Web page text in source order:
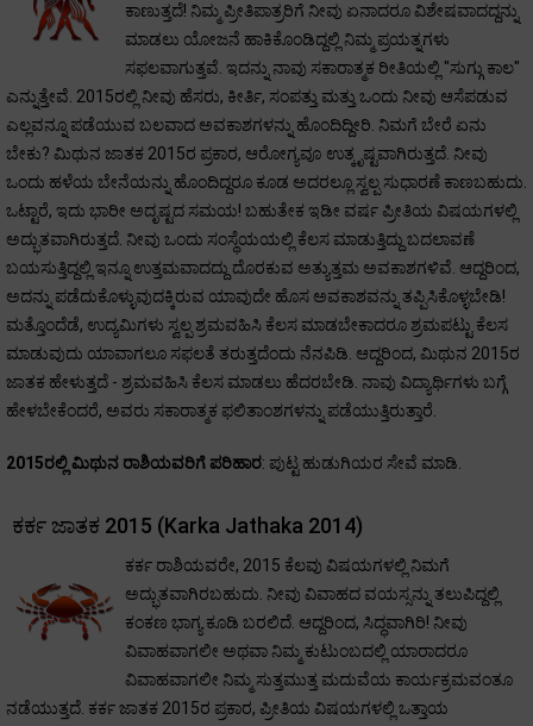
ಕಾಣುತ್ತದೆ! ನಿಮ್ಮ ಪ್ರೀತಿಪಾತ್ರರಿಗೆ ನೀವು ಏನಾದರೂ ವಿಶೇಷವಾದದ್ದನ್ನು
ಮಾಡಲು ಯೋಜನೆ ಹಾಕಿಕೊಂಡಿದ್ದಲ್ಲಿ ನಿಮ್ಮ ಪ್ರಯತ್ನಗಳು
ಸಫಲವಾಗುತ್ತವೆ. ಇದನ್ನು ನಾವು ಸಕಾರಾತ್ಮಕ ರೀತಿಯಲ್ಲಿ "ಸುಗ್ಗು ಕಾಲ"
ಎನ್ನುತ್ತೇವೆ. 2015ರಲ್ಲಿ ನೀವು ಹೆಸರು, ಕೀರ್ತಿ, ಸಂಪತ್ತು ಮತ್ತು ಒಂದು ನೀವು ಆಸೆಪಡುವ
ಎಲ್ಲವನ್ನೂ ಪಡೆಯುವ ಬಲವಾದ ಅವಕಾಶಗಳನ್ನು ಹೊಂದಿದ್ದೀರಿ. ನಿಮಗೆ ಬೇರೆ ಏನು
ಬೇಕು? ಮಿಥುನ ಜಾತಕ 2015ರ ಪ್ರಕಾರ, ಆರೋಗ್ಯವೂ ಉತ್ಕೃಷ್ಟವಾಗಿರುತ್ತದೆ. ನೀವು
ಒಂದು ಹಳೆಯ ಬೇನೆಯನ್ನು ಹೊಂದಿದ್ದರೂ ಕೂಡ ಅದರಲ್ಲೂ ಸ್ವಲ್ಪ ಸುಧಾರಣೆ ಕಾಣಬಹುದು.
ಒಟ್ಟಾರೆ, ಇದು ಭಾರೀ ಅದೃಷ್ಟದ ಸಮಯ! ಬಹುತೇಕ ಇಡೀ ವರ್ಷ ಪ್ರೀತಿಯ ವಿಷಯಗಳಲ್ಲಿ
ಅದ್ಭುತವಾಗಿರುತ್ತದೆ. ನೀವು ಒಂದು ಸಂಸ್ಥೆಯಯಲ್ಲಿ ಕೆಲಸ ಮಾಡುತ್ತಿದ್ದು ಬದಲಾವಣೆ
ಬಯಸುತ್ತಿದ್ದಲ್ಲಿ ಇನ್ನೂ ಉತ್ತಮವಾದದ್ದು ದೊರಕುವ ಅತ್ಯುತ್ತಮ ಅವಕಾಶಗಳಿವೆ. ಆದ್ದರಿಂದ,
ಅದನ್ನು ಪಡೆದುಕೊಳ್ಳುವುದಕ್ಕಿರುವ ಯಾವುದೇ ಹೊಸ ಅವಕಾಶವನ್ನು ತಪ್ಪಿಸಿಕೊಳ್ಳಬೇಡಿ!
ಮತ್ತೊಂದೆಡೆ, ಉದ್ಯಮಿಗಳು ಸ್ವಲ್ಪ ಶ್ರಮವಹಿಸಿ ಕೆಲಸ ಮಾಡಬೇಕಾದರೂ ಶ್ರಮಪಟ್ಟು ಕೆಲಸ
ಮಾಡುವುದು ಯಾವಾಗಲೂ ಸಫಲತೆ ತರುತ್ತದೆಂದು ನೆನಪಿಡಿ. ಆದ್ದರಿಂದ, ಮಿಥುನ 2015ರ
ಜಾತಕ ಹೇಳುತ್ತದೆ - ಶ್ರಮವಹಿಸಿ ಕೆಲಸ ಮಾಡಲು ಹೆದರಬೇಡಿ. ನಾವು ವಿದ್ಯಾರ್ಥಿಗಳು ಬಗ್ಗೆ
ಹೇಳಬೇಕೆಂದರೆ, ಅವರು ಸಕಾರಾತ್ಮಕ ಫಲಿತಾಂಶಗಳನ್ನು ಪಡೆಯುತ್ತಿರುತ್ತಾರೆ.
2015ರಲ್ಲಿ ಮಿಥುನ ರಾಶಿಯವರಿಗೆ ಪರಿಹಾರ: ಪುಟ್ಟ ಹುಡುಗಿಯರ ಸೇವೆ ಮಾಡಿ.
ಕರ್ಕ ಜಾತಕ 2015 (Karka Jathaka 2014)
ಕರ್ಕ ರಾಶಿಯವರೇ, 2015 ಕೆಲವು ವಿಷಯಗಳಲ್ಲಿ ನಿಮಗೆ
ಅದ್ಭುತವಾಗಿರಬಹುದು. ನೀವು ವಿವಾಹದ ವಯಸ್ಸನ್ನು ತಲುಪಿದ್ದಲ್ಲಿ
ಕಂಕಣ ಭಾಗ್ಯ ಕೂಡಿ ಬರಲಿದೆ. ಆದ್ದರಿಂದ, ಸಿದ್ಧವಾಗಿರಿ! ನೀವು
ವಿವಾಹವಾಗಲೀ ಅಥವಾ ನಿಮ್ಮ ಕುಟುಂಬದಲ್ಲಿ ಯಾರಾದರೂ
ವಿವಾಹವಾಗಲೀ ನಿಮ್ಮ ಸುತ್ತಮುತ್ತ ಮದುವೆಯ ಕಾರ್ಯಕ್ರಮವಂತೂ
ನಡೆಯುತ್ತದೆ. ಕರ್ಕ ಜಾತಕ 2015ರ ಪ್ರಕಾರ, ಪ್ರೀತಿಯ ವಿಷಯಗಳಲ್ಲಿ ಒತ್ತಾಯ